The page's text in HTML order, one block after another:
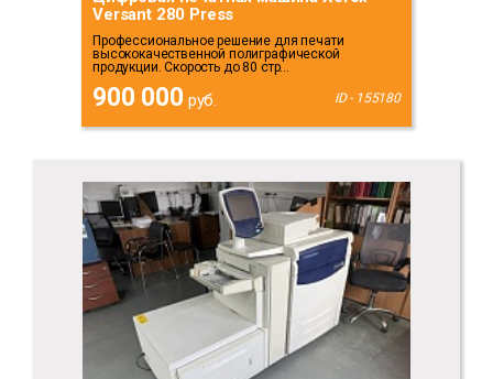
Versant 280 Press
Профессиональное решение для печати
высококачественной полиграфической
продукции. Скорость до 80 стр...
900 000 руб. ID - 155180